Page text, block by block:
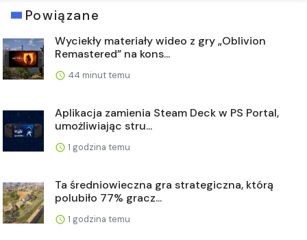
Powiązane
Wyciekły materiały wideo z gry „Oblivion
Remastered” na kons...
44 minut temu
Aplikacja zamienia Steam Deck w PS Portal,
umożliwiając stru...
1 godzina temu
Ta średniowieczna gra strategiczna, którą
polubiło 77% gracz...
1 godzina temu